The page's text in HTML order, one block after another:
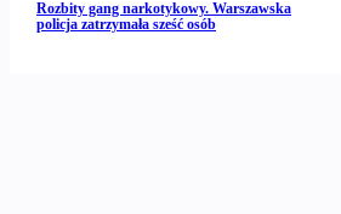
Rozbity gang narkotykowy. Warszawska
policja zatrzymała sześć osób